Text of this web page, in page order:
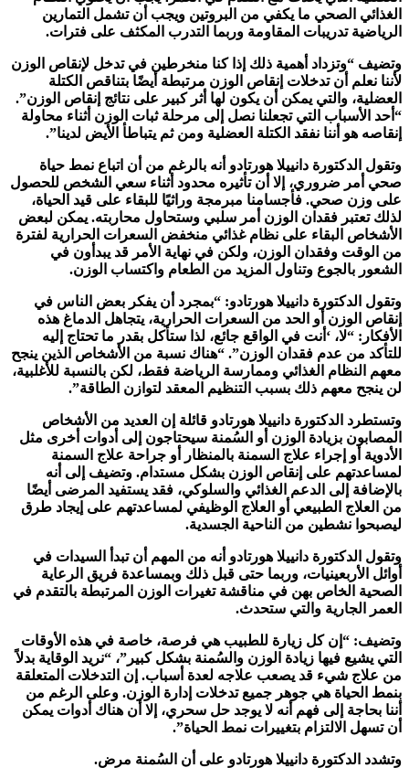
الغذائي الصحي ما يكفي من البروتين ويجب أن تشمل التمارين
الرياضية تدريبات المقاومة وربما التدرب المكثف على فترات.
وتضيف “وتزداد أهمية ذلك إذا كنا منخرطين في تدخل لإنقاص الوزن
لأننا نعلم أن تدخلات إنقاص الوزن مرتبطة أيضًا بتناقص الكتلة
العضلية، والتي يمكن أن يكون لها أثر كبير على نتائج إنقاص الوزن”.
“أحد الأسباب التي تجعلنا نصل إلى مرحلة ثبات الوزن أثناء محاولة
إنقاصه هو أننا نفقد الكتلة العضلية ومن ثم يتباطأ الأيض لدينا”.
وتقول الدكتورة دانييلا هورتادو أنه بالرغم من أن اتباع نمط حياة
صحي أمر ضروري، إلا أن تأثيره محدود أثناء سعي الشخص للحصول
على وزن صحي. فأجسامنا مبرمجة وراثيًا للبقاء على قيد الحياة،
لذلك تعتبر فقدان الوزن أمر سلبي وستحاول محاربته. يمكن لبعض
الأشخاص البقاء على نظام غذائي منخفض السعرات الحرارية لفترة
من الوقت وفقدان الوزن، ولكن في نهاية الأمر قد يبدأون في
الشعور بالجوع وتناول المزيد من الطعام واكتساب الوزن.
وتقول الدكتورة دانييلا هورتادو: “بمجرد أن يفكر بعض الناس في
إنقاص الوزن أو الحد من السعرات الحرارية، يتجاهل الدماغ هذه
الأفكار: “لا، ‘أنت في الواقع جائع، لذا ستأكل بقدر ما تحتاج إليه
للتأكد من عدم فقدان الوزن”. “هناك نسبة من الأشخاص الذين ينجح
معهم النظام الغذائي وممارسة الرياضة فقط، لكن بالنسبة للأغلبية،
لن ينجح معهم ذلك بسبب التنظيم المعقد لتوازن الطاقة”.
وتستطرد الدكتورة دانييلا هورتادو قائلة إن العديد من الأشخاص
المصابون بزيادة الوزن أو السُمنة سيحتاجون إلى أدوات أخرى مثل
الأدوية أو إجراء علاج السمنة بالمنظار أو جراحة علاج السمنة
لمساعدتهم على إنقاص الوزن بشكل مستدام. وتضيف إلى أنه
بالإضافة إلى الدعم الغذائي والسلوكي، فقد يستفيد المرضى أيضًا
من العلاج الطبيعي أو العلاج الوظيفي لمساعدتهم على إيجاد طرق
ليصبحوا نشطين من الناحية الجسدية.
وتقول الدكتورة دانييلا هورتادو أنه من المهم أن تبدأ السيدات في
أوائل الأربعينيات، وربما حتى قبل ذلك وبمساعدة فريق الرعاية
الصحية الخاص بهن في مناقشة تغيرات الوزن المرتبطة بالتقدم في
العمر الجارية والتي ستحدث.
وتضيف: “إن كل زيارة للطبيب هي فرصة، خاصة في هذه الأوقات
التي يشيع فيها زيادة الوزن والسُمنة بشكل كبير”، “نريد الوقاية بدلاً
من علاج شيء قد يصعب علاجه لعدة أسباب. إن التدخلات المتعلقة
بنمط الحياة هي جوهر جميع تدخلات إدارة الوزن. وعلى الرغم من
أننا بحاجة إلى فهم أنه لا يوجد حل سحري، إلا أن هناك أدوات يمكن
أن تسهل الالتزام بتغييرات نمط الحياة”.
وتشدد الدكتورة دانييلا هورتادو على أن السُمنة مرض.